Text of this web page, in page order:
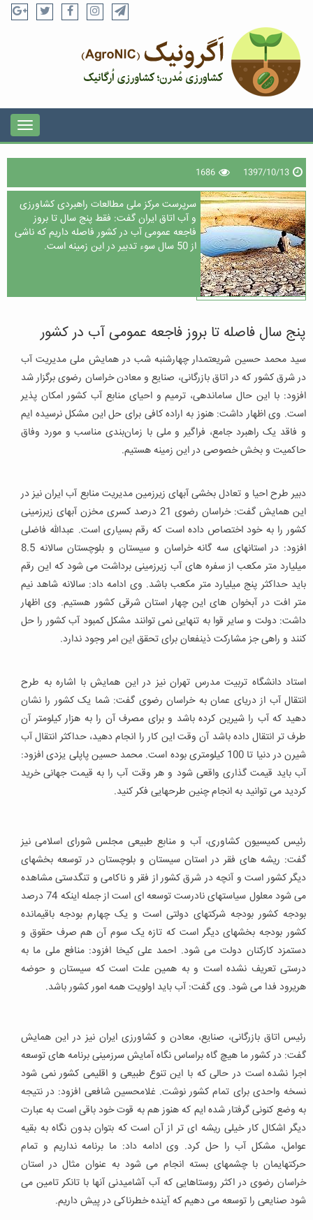
1397/10/13
1686
سرپرست مرکز ملی مطالعات راهبردی کشاورزی
و آب اتاق ایران گفت: فقط پنج سال تا بروز
فاجعه عمومی آب در کشور فاصله داریم که ناشی
از 50 سال سوء تدبیر در این زمینه است.
پنج سال فاصله تا بروز فاجعه عمومی آب در کشور
سید محمد حسین شریعتمدار چهارشنبه شب در همایش ملی مدیریت آب
در شرق کشور که در اتاق بازرگانی، صنایع و معادن خراسان رضوی برگزار شد
افزود: با این حال ساماندهی، ترمیم و احیای منابع آب کشور امکان پذیر
است. وی اظهار داشت: هنوز به اراده کافی برای حل این مشکل نرسیده ایم
و فاقد یک راهبرد جامع، فراگیر و ملی با زمان‌بندی مناسب و مورد وفاق
حاکمیت و بخش خصوصی در این زمینه هستیم.
دبیر طرح احیا و تعادل بخشی آبهای زیرزمین مدیریت منابع آب ایران نیز در
این همایش گفت: خراسان رضوی 21 درصد کسری مخزن آبهای زیرزمینی
کشور را به خود اختصاص داده است که رقم بسیاری است. عبدالله فاضلی
افزود: در استانهای سه گانه خراسان و سیستان و بلوچستان سالانه 8.5
میلیارد متر مکعب از سفره های آب زیرزمینی برداشت می شود که این رقم
باید حداکثر پنج میلیارد متر مکعب باشد. وی ادامه داد: سالانه شاهد نیم
متر افت در آبخوان های این چهار استان شرقی کشور هستیم. وی اظهار
داشت: دولت و سایر قوا به تنهایی نمی توانند مشکل کمبود آب کشور را حل
کنند و راهی جز مشارکت ذینفعان برای تحقق این امر وجود ندارد.
استاد دانشگاه تربیت مدرس تهران نیز در این همایش با اشاره به طرح
انتقال آب از دریای عمان به خراسان رضوی گفت: شما یک کشور را نشان
دهید که آب را شیرین کرده باشد و برای مصرف آن را به هزار کیلومتر آن
طرف تر انتقال داده باشد آن وقت این کار را انجام دهید، حداکثر انتقال آب
شیرن در دنیا تا 100 کیلومتری بوده است. محمد حسین پاپلی یزدی افزود:
آب باید قیمت گذاری واقعی شود و هر وقت آب را به قیمت جهانی خرید
کردید می توانید به انجام چنین طرحهایی فکر کنید.
رئیس کمیسیون کشاوری، آب و منابع طبیعی مجلس شورای اسلامی نیز
گفت: ریشه های فقر در استان سیستان و بلوچستان در توسعه بخشهای
دیگر کشور است و آنچه در شرق کشور از فقر و ناکامی و تنگدستی مشاهده
می شود معلول سیاستهای نادرست توسعه ای است از جمله اینکه 74 درصد
بودجه کشور بودجه شرکتهای دولتی است و یک چهارم بودجه باقیمانده
کشور بودجه بخشهای دیگر است که تازه یک سوم آن هم صرف حقوق و
دستمزد کارکنان دولت می شود. احمد علی کیخا افزود: منافع ملی ما به
درستی تعریف نشده است و به همین علت است که سیستان و حوضه
هریرود فدا می شود. وی گفت: آب باید اولویت همه امور کشور باشد.
رئیس اتاق بازرگانی، صنایع، معادن و کشاورزی ایران نیز در این همایش
گفت: در کشور ما هیچ گاه براساس نگاه آمایش سرزمینی برنامه های توسعه
اجرا نشده است در حالی که با این تنوع طبیعی و اقلیمی کشور نمی شود
نسخه واحدی برای تمام کشور نوشت. غلامحسین شافعی افزود: در نتیجه
به وضع کنونی گرفتار شده ایم که هنوز هم به قوت خود باقی است به عبارت
دیگر اشکال کار خیلی ریشه ای تر از آن است که بتوان بدون نگاه به بقیه
عوامل، مشکل آب را حل کرد. وی ادامه داد: ما برنامه نداریم و تمام
حرکتهایمان با چشمهای بسته انجام می شود به عنوان مثال در استان
خراسان رضوی در اکثر روستاهایی که آب آشامیدنی آنها با تانکر تامین می
شود صنایعی را توسعه می دهیم که آینده خطرناکی در پیش داریم.